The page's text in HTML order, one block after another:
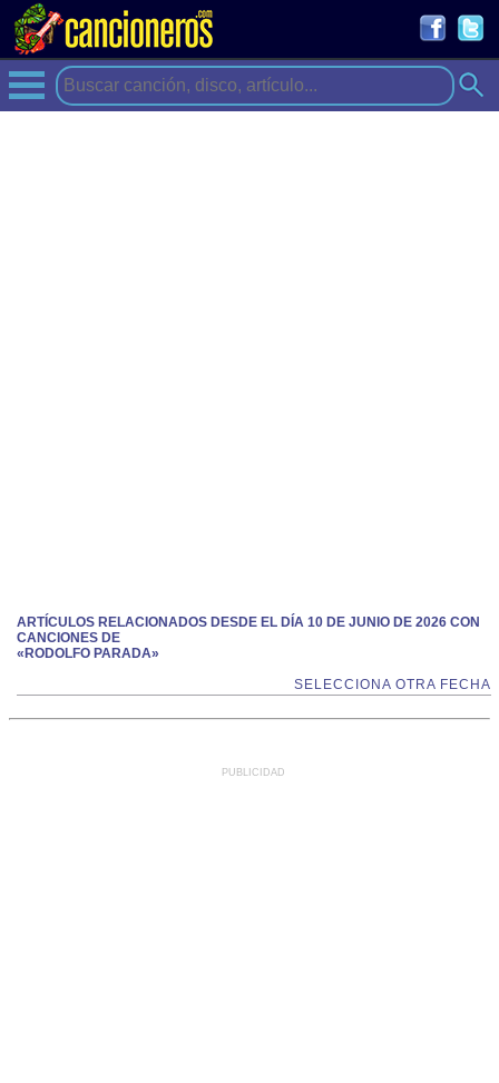
ARTÍCULOS RELACIONADOS DESDE EL DÍA 10 DE JUNIO DE 2026 CON
CANCIONES DE
«RODOLFO PARADA»
SELECCIONA OTRA FECHA
PUBLICIDAD